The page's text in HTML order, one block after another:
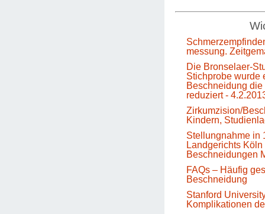
messung.
Die Bronselaer-
Stichprobe wurde
Beschneidung
reduziert -
Zirkumzision/
Kindern,
Stellungnahme in
Landgerichts
Beschneidungen
FAQs – Häufig
Beschneidung
Stanford
Komplikationen